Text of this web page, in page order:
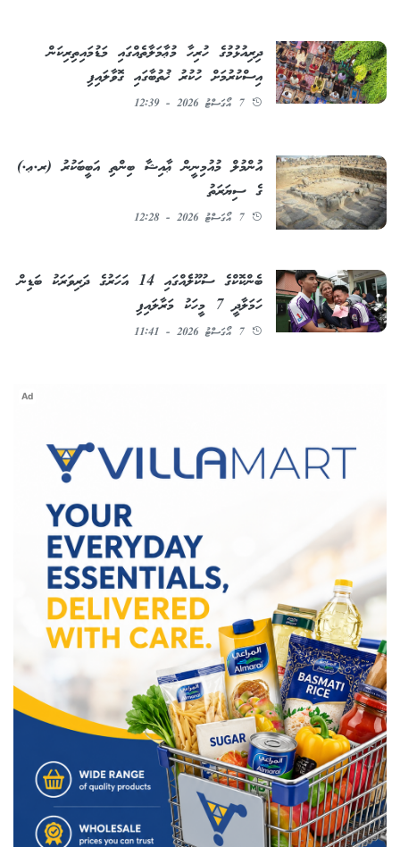
ދިރިއުޅުމުގެ ހުރިހާ މުޢާމަލާތެއްގައި މަޑުމައިތިރިކަން
އިސްކުރުމަށް ހުކުރު ޚުތުބާގައި ގޮވާލައިފި
7 އޯގަސްޓު 2026 - 12:39
އުންމުލް މުއުމިނީން ޢާއިޝާ ބިންތި އަބީބަކުރު (ރ.ޢ.)
ގެ ސިޔަރަތު
7 އޯގަސްޓު 2026 - 12:28
ބެންކޮކްގެ ސުކޫލެެއްގައި 14 އަހަރުގެ ދަރިވަރަކު ބަޑިން
ހަމަލާދީ 7 މީހަކު މަރާލައިފި
7 އޯގަސްޓު 2026 - 11:41
Ad